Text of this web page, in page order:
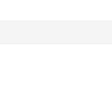
produkten...